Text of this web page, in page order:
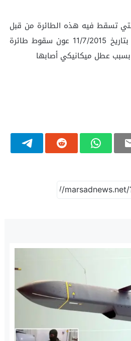
تسقط فيه هذه الطائرة من قبل
فقد أعلن الجيش اللبناني بتاريخ 11/7/2015 عون سقوط طائرة
عطل ميكانيكي أصابها